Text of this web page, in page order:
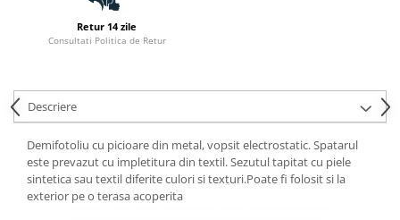
Retur 14 zile
Consultati Politica de Retur
Descriere
Demifotoliu cu picioare din metal, vopsit electrostatic. Spatarul
este prevazut cu impletitura din textil. Sezutul tapitat cu piele
sintetica sau textil diferite culori si texturi.Poate fi folosit si la
exterior pe o terasa acoperita